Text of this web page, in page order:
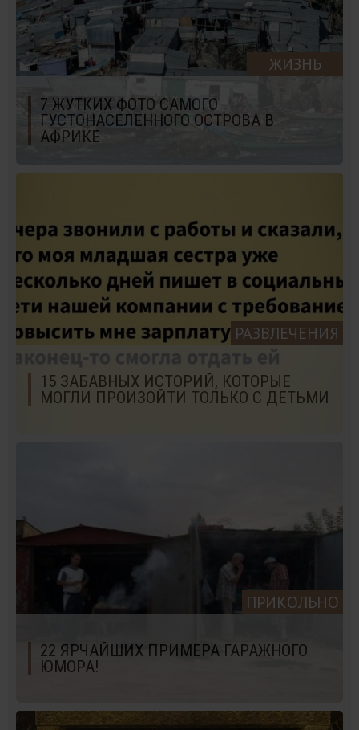
ЖИЗНЬ
7 ЖУТКИХ ФОТО САМОГО
ГУСТОНАСЕЛЕННОГО ОСТРОВА В
АФРИКЕ
РАЗВЛЕЧЕНИЯ
15 ЗАБАВНЫХ ИСТОРИЙ, КОТОРЫЕ
МОГЛИ ПРОИЗОЙТИ ТОЛЬКО С ДЕТЬМИ
ПРИКОЛЬНО
22 ЯРЧАЙШИХ ПРИМЕРА ГАРАЖНОГО
ЮМОРА!